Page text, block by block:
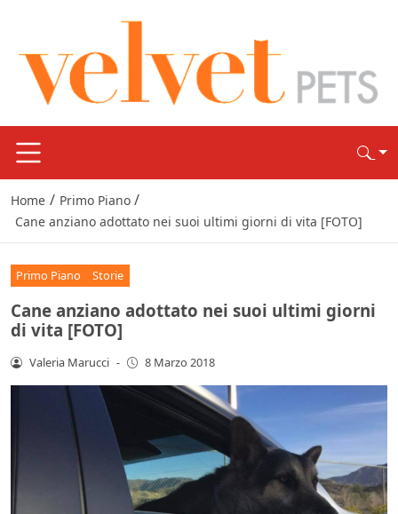
Home / Primo Piano /
Cane anziano adottato nei suoi ultimi giorni di vita [FOTO]
Primo Piano Storie
Cane anziano adottato nei suoi ultimi giorni
di vita [FOTO]
Valeria Marucci - 8 Marzo 2018